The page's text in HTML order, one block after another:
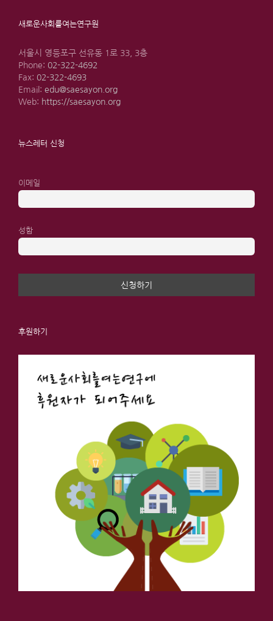
새로운사회를여는연구원
서울시 영등포구 선유동 1로 33, 3층
Phone: 02-322-4692
Fax: 02-322-4693
Email: edu@saesayon.org
Web: https://saesayon.org
뉴스레터 신청
이메일
성함
후원하기